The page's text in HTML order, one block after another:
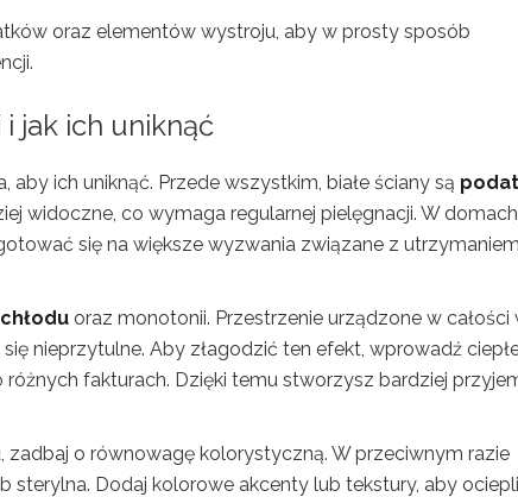
oraz elementów wystroju, aby w prosty sposób
i jak ich uniknąć
aby ich uniknąć. Przede wszystkim, białe ściany są
widoczne, co wymaga regularnej pielęgnacji. W domach,
się na większe wyzwania związane z
oraz monotonii. Przestrzenie urządzone w całości
nieprzytulne. Aby złagodzić ten efekt, wprowadź
fakturach. Dzięki temu stworzysz bardziej
zadbaj o równowagę kolorystyczną. W przeciwnym razie
sterylna. Dodaj kolorowe akcenty lub tekstury, aby